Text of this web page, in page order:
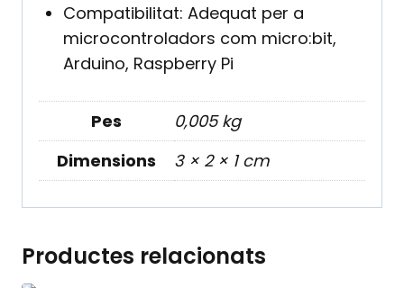
Compatibilitat: Adequat per a
microcontroladors com micro:bit,
Arduino, Raspberry Pi
Pes
0,005 kg
Dimensions
3 × 2 × 1 cm
Productes relacionats